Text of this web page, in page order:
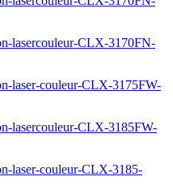
lasercouleur-CLX-3170FN-
laser-couleur-CLX-3175FW-
lasercouleur-CLX-3185FW-
laser-couleur-CLX-3185-